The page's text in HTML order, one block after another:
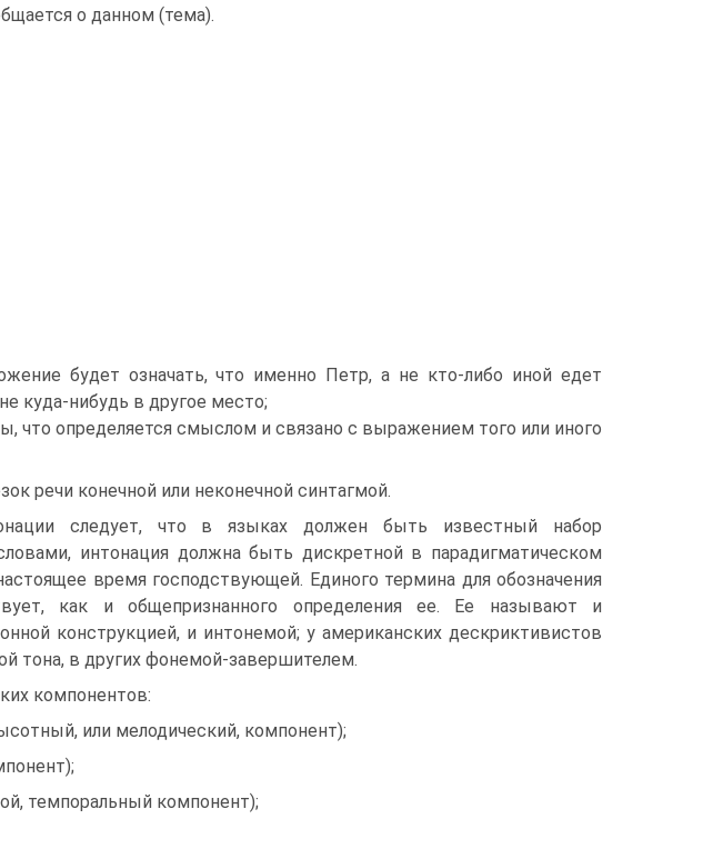
о данном (тема).
будет означать, что именно Петр, а не кто-либо иной едет
куда-нибудь в другое место;
что определяется смыслом и связано с выражением того или иного
речи конечной или неконечной синтагмой.
следует, что в языках должен быть известный набор
интонация должна быть дискретной в парадигматическом
время господствующей. Единого термина для обозначения
как и общепризнанного определения ее. Ее называют и
конструкцией, и интонемой; у американских дескриктивистов
тона, в других фонемой-завершителем.
компонентов:
или мелодический, компонент);
темпоральный компонент);